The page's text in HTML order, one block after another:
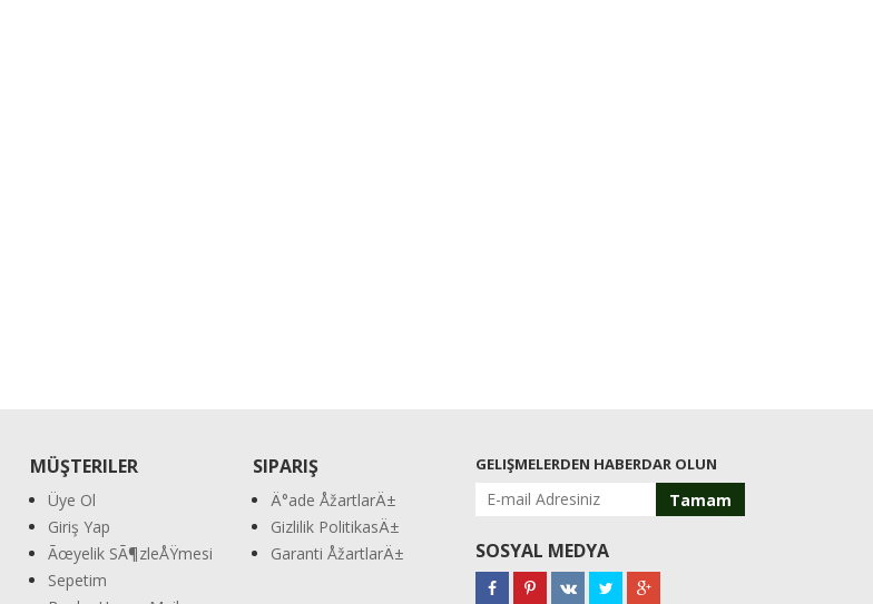
MÜŞTERILER
Üye Ol
Giriş Yap
Ãœyelik SÃ¶zleÅŸmesi
Sepetim
SIPARIŞ
Ä°ade ÅžartlarÄ±
Gizlilik PolitikasÄ±
Garanti ÅžartlarÄ±
GELIŞMELERDEN HABERDAR OLUN
Tamam
SOSYAL MEDYA